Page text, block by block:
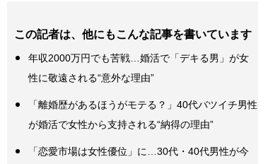
この記者は、他にもこんな記事を書いています
年収2000万円でも苦戦…婚活で「デキる男」が女
性に敬遠される“意外な理由”
「離婚歴があるほうがモテる？」40代バツイチ男性
が婚活で女性から支持される“納得の理由”
「恋愛市場は女性優位」に…30代・40代男性が今